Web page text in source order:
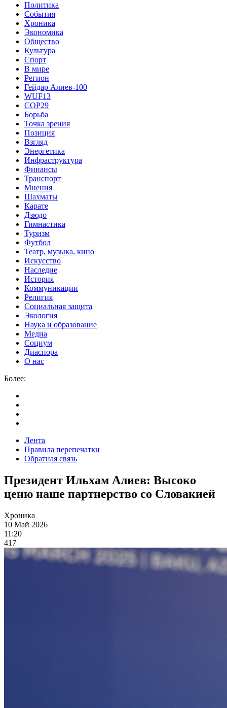
Политика
События
Хроника
Экономика
Общество
Культура
Спорт
В мире
Регион
Гейдар Алиев-100
WUF13
COP29
Борьба
Точка зрения
Позиция
Взгляд
Энергетика
Инфраструктура
Финансы
Транспорт
Мнения
Шахматы
Карате
Дзюдо
Гимнастика
Туризм
Футбол
Театр, музыка, кино
Искусство
Наследие
История
Коммуникации
Религия
Социальная защита
Экология
Наука и образование
Медиа
Социум
Диаспора
О нас
Более:
Лента
Правила перепечатки
Обратная связь
Президент Ильхам Алиев: Высоко
ценю наше партнерство со Словакией
Хроника
10 Май 2026
11:20
417